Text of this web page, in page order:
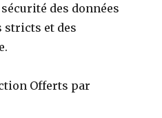
des données
stricts et des
Offerts par